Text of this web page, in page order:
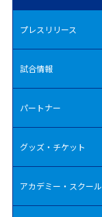
プレスリリース
試合情報
パートナー
グッズ・チケット
アカデミー・スクール